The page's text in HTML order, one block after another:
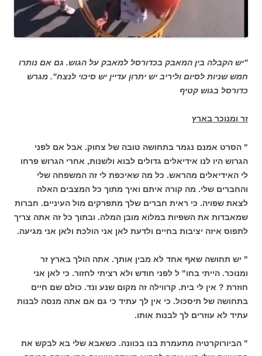
"יש הקבלה בין המאבק בכדורסל למאבק על הגוש. גם אם נותרו
חמש שניות לסיום וליריב יש יתרון עדיין יש סיכוי לנצח". מגרש
כדורסל בגוש קטיף
זר ומנוכר בארץ
" הסרט אמנם נגמר בתחושה טובה של צחוק. אבל אם לפני
הגרוש היו לנו אידיאלים גדולים לבוא ולשנות, אחרי הגרוש פרחו
לי האידיאלים מהראש. כל מה שאיכפת לי זה המשפחה שלי
והחברים שלי. מה קורה איתם ואיך מתוך כל המצבים האלה
לצאת שפויה. כי ראית חברים שלך מתפרקים מול העיניים. חברות
שמאבדות את השפיות במלוא מובן המלה. ובתוך כל זה אתה צריך
לתפוס איזה יציבות בחיים ולדעת לאן אני הולכת ולאן אני מגיעה.
" יש תחושה שאף אחד לא מבין אותך. אתה הולך בארץ זר
ומנוכר. הייתי בחו" ל לפני חודש ולא רציתי לחזור. כי לאן אני
חוזרת ? אין לי בית. קרווילה זה מקום שנע ונד. כולם שם חיים
בתחושה של תיסכול. כי אין לך עתיד כי גם אם אתה מנסה לבנות
עתיד לא עוזרים לך לבנות אותו.
" הביורוקרטיה מתעמרת בנו בכוונה. כשאבא שלי בא לבקש את